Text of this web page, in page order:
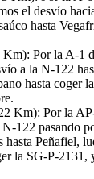
el desvío
hasta
Por la A-1
a la N-122
hasta coger
Km): Por la
122 pasando
hasta Peñafiel,
la SG-P-2131,